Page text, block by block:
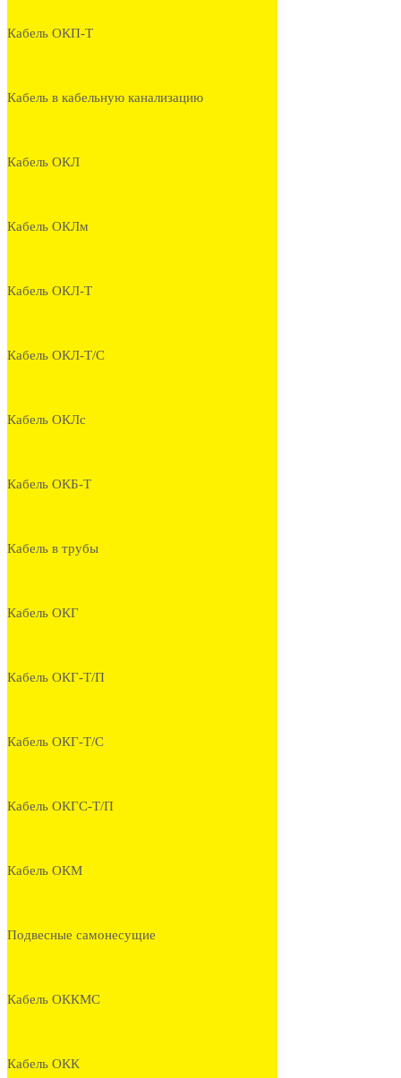
Кабель ОКП-Т
Кабель в кабельную канализацию
Кабель ОКЛ
Кабель ОКЛм
Кабель ОКЛ-Т
Кабель ОКЛ-Т/С
Кабель ОКЛс
Кабель ОКБ-Т
Кабель в трубы
Кабель ОКГ
Кабель ОКГ-Т/П
Кабель ОКГ-Т/С
Кабель ОКГС-Т/П
Кабель ОКМ
Подвесные самонесущие
Кабель ОККМС
Кабель ОКК